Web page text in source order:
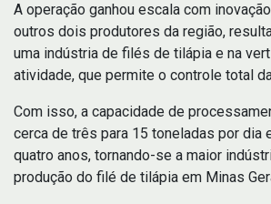
A operação ganhou escala com
outros dois produtores da região,
uma indústria de filés de tilápia e na
atividade, que permite o controle total
Com isso, a capacidade de
cerca de três para 15 toneladas por dia
quatro anos, tornando-se a maior
produção do filé de tilápia em Minas